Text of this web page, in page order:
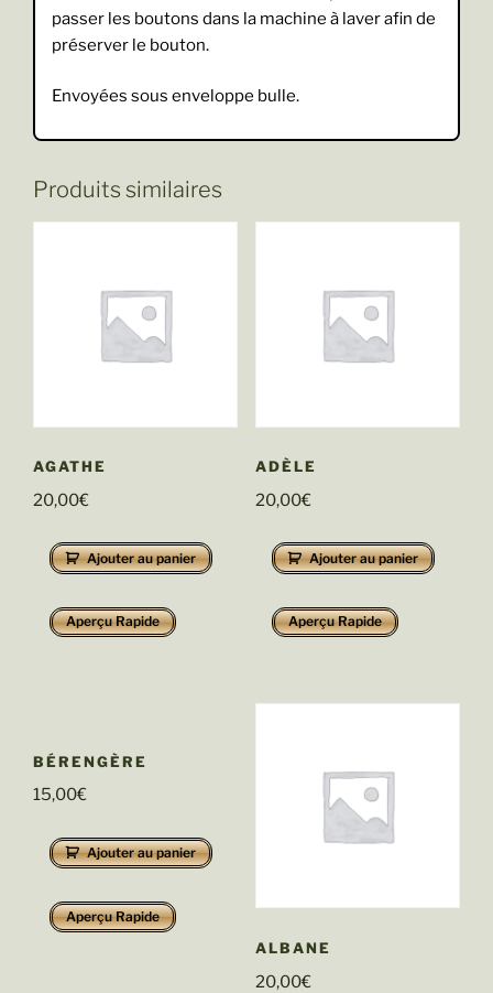
passer les boutons dans la machine à laver afin de
préserver le bouton.
Envoyées sous enveloppe bulle.
Produits similaires
AGATHE
20,00€
Ajouter au panier
Aperçu Rapide
ADÈLE
20,00€
Ajouter au panier
Aperçu Rapide
BÉRENGÈRE
15,00€
Ajouter au panier
Aperçu Rapide
ALBANE
20,00€